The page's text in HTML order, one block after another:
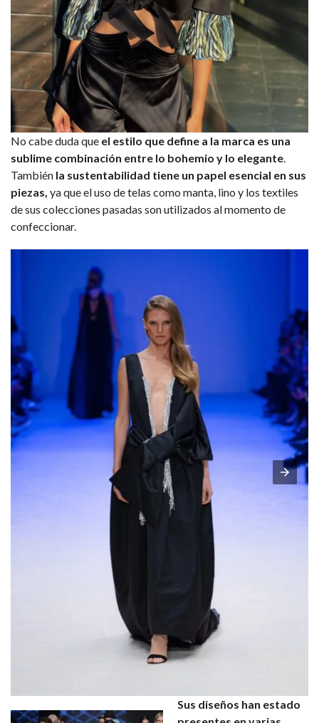
No cabe duda que el estilo que define a la marca es una
sublime combinación entre lo bohemio y lo elegante
También la sustentabilidad tiene un papel esencial en sus
piezas, ya que el uso de telas como manta, lino y los textiles
de sus colecciones pasadas son utilizados al momento de
confeccionar.
Sus diseños han estado